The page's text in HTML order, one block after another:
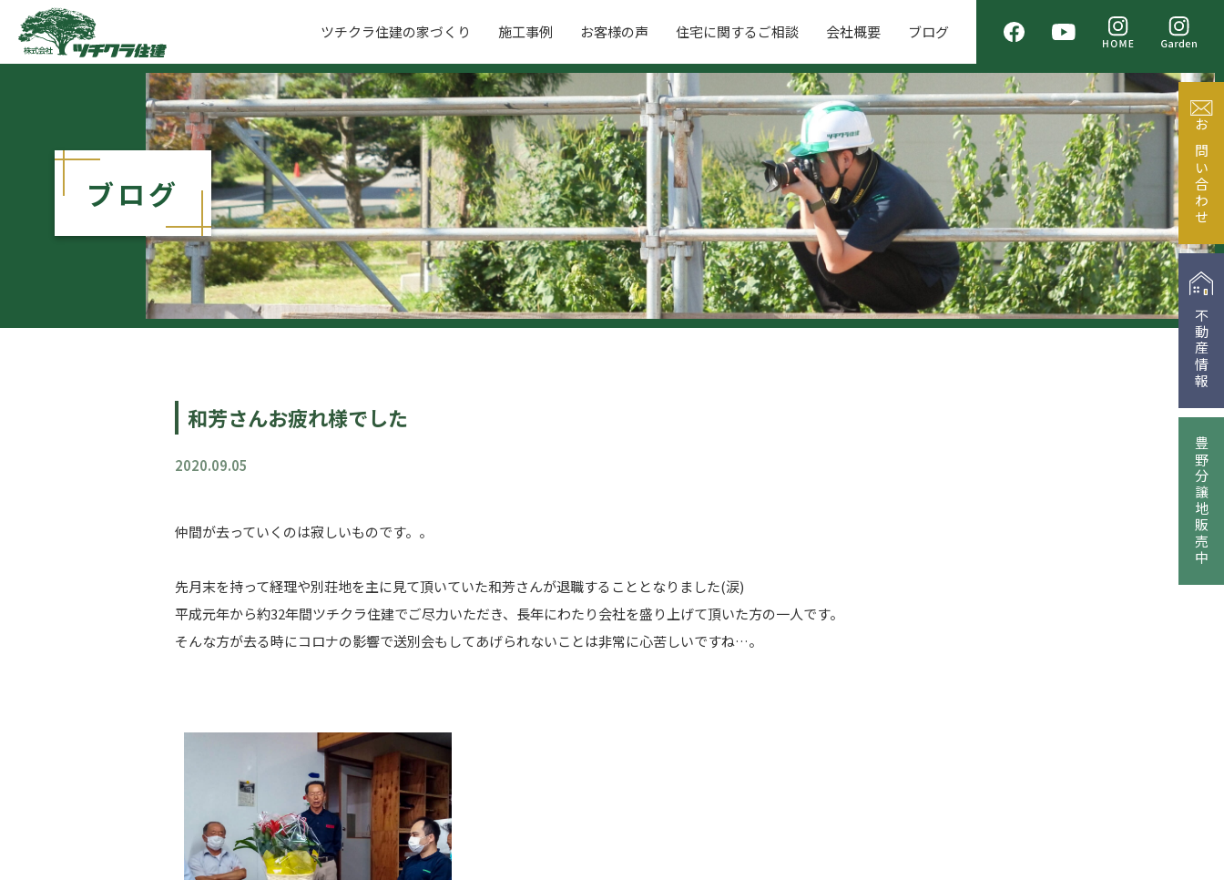
ツチクラ住建の家づくり 施工事例 お客様の声 住宅に関するご相談 会社概要 ブログ
ブログ
和芳さんお疲れ様でした
2020.09.05
仲間が去っていくのは寂しいものです。。
先月末を持って経理や別荘地を主に見て頂いていた和芳さんが退職することとなりました(涙)
平成元年から約32年間ツチクラ住建でご尽力いただき、長年にわたり会社を盛り上げて頂いた方の一人です。
そんな方が去る時にコロナの影響で送別会もしてあげられないことは非常に心苦しいですね…。
お問い合わせ
不動産情報
豊野分譲地販売中